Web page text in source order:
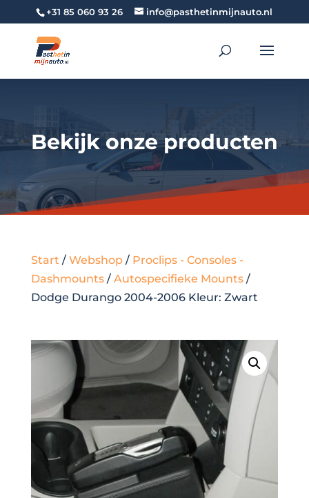
+31 85 060 93 26 info@pasthetinmijnauto.nl
Bekijk onze producten
Start / Webshop/ Proclips - Consoles -
Dashmounts/ Autospecifieke Mounts/
Dodge Durango 2004-2006 Kleur: Zwart